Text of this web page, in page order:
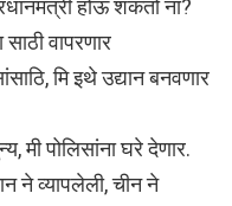
होऊ शकतो ना?
साठी वापरणार
मि इथे उद्यान बनवणार
मी पोलिसांना घरे देणार.
ने व्यापलेली, चीन ने